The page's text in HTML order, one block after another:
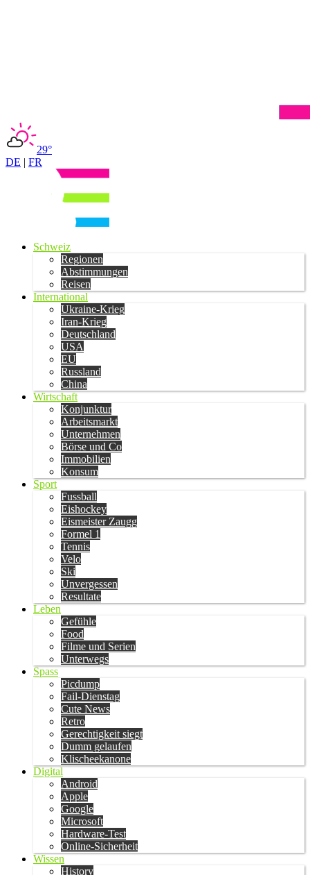
29°
DE | FR
Schweiz
Regionen
Abstimmungen
Reisen
International
Ukraine-Krieg
Iran-Krieg
Deutschland
USA
EU
Russland
China
Wirtschaft
Konjunktur
Arbeitsmarkt
Unternehmen
Börse und Co
Immobilien
Konsum
Sport
Fussball
Eishockey
Eismeister Zaugg
Formel 1
Tennis
Velo
Ski
Unvergessen
Resultate
Leben
Gefühle
Food
Filme und Serien
Unterwegs
Spass
Picdump
Fail-Dienstag
Cute News
Retro
Gerechtigkeit siegt
Dumm gelaufen
Klischeekanone
Digital
Android
Apple
Google
Microsoft
Hardware-Test
Online-Sicherheit
Wissen
History